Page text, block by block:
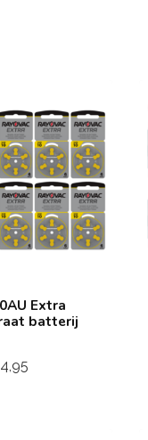
Extra
batterij